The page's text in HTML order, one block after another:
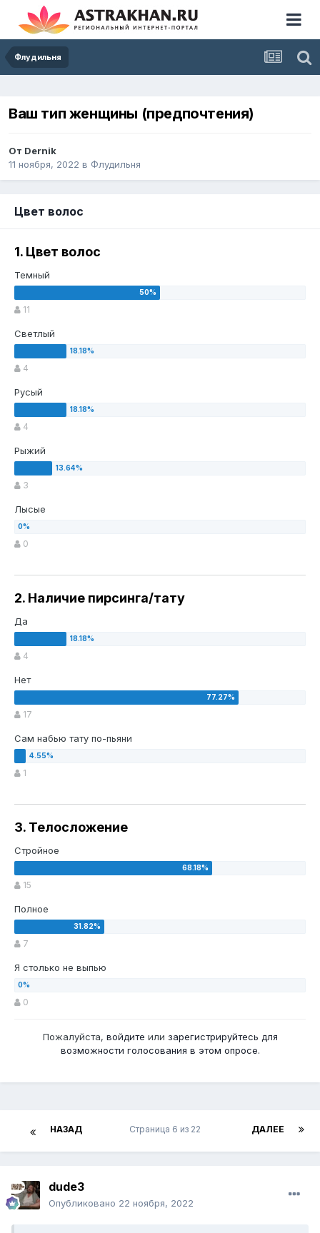
Флудильня
Ваш тип женщины (предпочтения)
От Dernik
11 ноября, 2022 в Флудильня
Цвет волос
1. Цвет волос
Темный
11
Светлый
4
Русый
4
Рыжий
3
Лысые
0
2. Наличие пирсинга/тату
Да
4
Нет
17
Сам набью тату по-пьяни
1
3. Телосложение
Стройное
15
Полное
7
Я столько не выпью
0
Пожалуйста, войдите или зарегистрируйтесь для
возможности голосования в этом опросе.
НАЗАД ДАЛЕЕ
Страница 6 из 22
dude3
Опубликовано 22 ноября, 2022